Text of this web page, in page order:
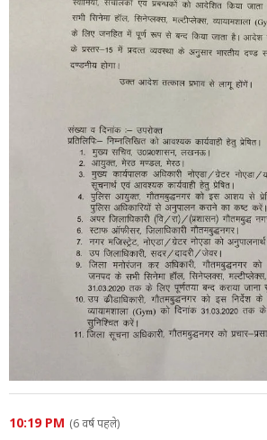
11:34 AM
CoronaVirus: रोमन कैथोलिक चर्च ने दी सलाह
11:27 AM
दृढ़ संकल्प के साथ आगे बढ़े सरकार: चिदंबरम
अंडमान में पर्यटन गतिविधियां बंद
कोरोना वायरस केस की संख्या 105 पहुंची
9:09 AM
स्वदेश पहुंचे ईरान में फंसे 236 भारतीय
कोरोना से बचने के उपाय
8:50 AM
भारत ने बॉर्डर किए सील
10:19 PM (6 वर्ष पहले)